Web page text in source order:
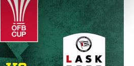
zu Speicherdauer und
unserer
.